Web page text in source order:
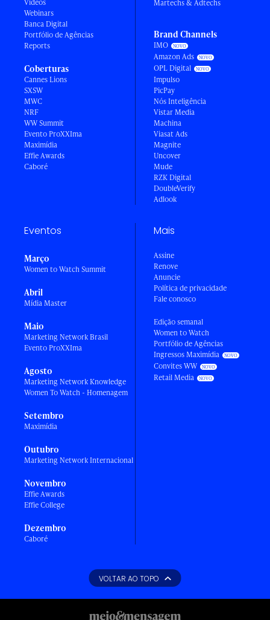
Vídeos
Webinars
Banca Digital
Portfólio de Agências
Reports
Coberturas
Cannes Lions
SXSW
MWC
NRF
WW Summit
Evento ProXXIma
Maximídia
Effie Awards
Caboré
Martechs & Adtechs
Brand Channels
IMO
Amazon Ads
OPL Digital
Impulso
PicPay
Nós Inteligência
Vistar Media
Machina
Viasat Ads
Magnite
Uncover
Mude
RZK Digital
DoubleVerify
Adlook
Eventos
Março
Women to Watch Summit
Abril
Mídia Master
Maio
Marketing Network Brasil
Evento ProXXIma
Agosto
Marketing Network Knowledge
Women To Watch - Homenagem
Setembro
Maximídia
Outubro
Marketing Network Internacional
Novembro
Effie Awards
Effie College
Dezembro
Caboré
Mais
Assine
Renove
Anuncie
Política de privacidade
Fale conosco
Edição semanal
Women to Watch
Portfólio de Agências
Ingressos Maximídia
Convites WW
Retail Media
VOLTAR AO TOPO